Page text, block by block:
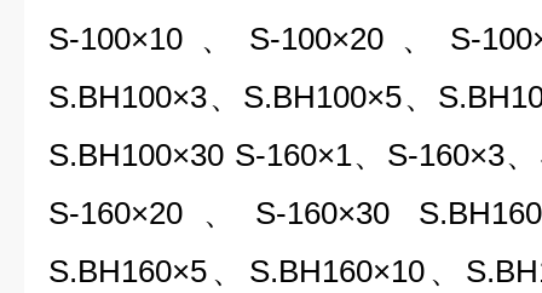
S-100×10、S-100×20、S-
S.BH100×3、S.BH100×5、
S.BH100×30 S-160×1、S-160×3
S-160×20、S-160×30
S.BH160×5、S.BH160×10、